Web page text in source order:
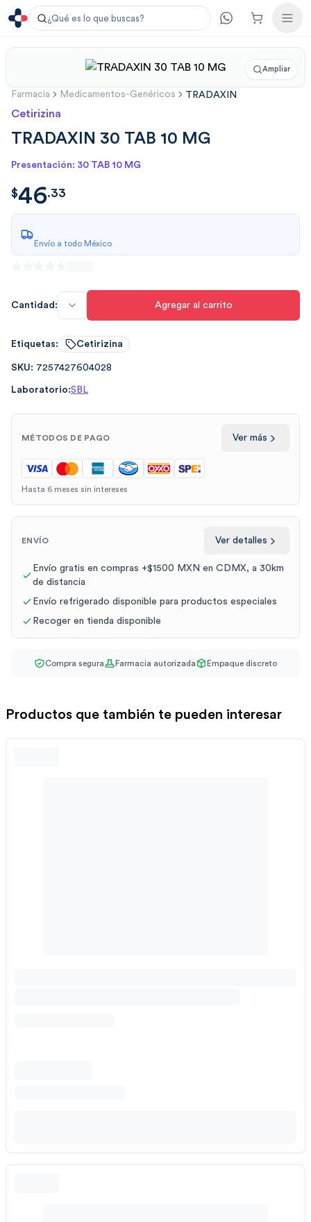
¿Qué es lo que buscas?
Ampliar
Farmacia Medicamentos-Genéricos TRADAXIN
Cetirizina
TRADAXIN 30 TAB 10 MG
Presentación: 30 TAB 10 MG
$46.33
$46.33
Envío a todo México
Cantidad: Agregar al carrito
Etiquetas: Cetirizina
SKU: 7257427604028
Laboratorio:SBL
MÉTODOS DE PAGO Ver más
Hasta 6 meses sin intereses
ENVÍO Ver detalles
Envío gratis en compras +$1500 MXN en CDMX, a 30km
de distancia
Envío refrigerado disponible para productos especiales
Recoger en tienda disponible
Compra segura Farmacia autorizada Empaque discreto
Productos que también te pueden interesar